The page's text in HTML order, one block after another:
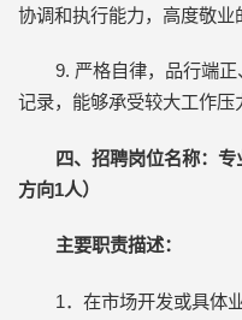
协调和执行能力，高度敬业
9. 严格自律，品行端
记录，能够承受较大工作压
四、 招聘岗位名称： 专
方向1人）
主要职责描述：
1．在市场开发或具体